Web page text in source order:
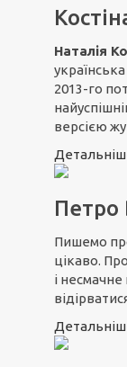
Наталія
2013-го
версією
Петро
Пишемо
цікаво.
і